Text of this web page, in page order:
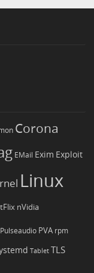
Corona
EMail Exim Exploit
Linux
nVidia
Pulseaudio PVA rpm
Tablet TLS